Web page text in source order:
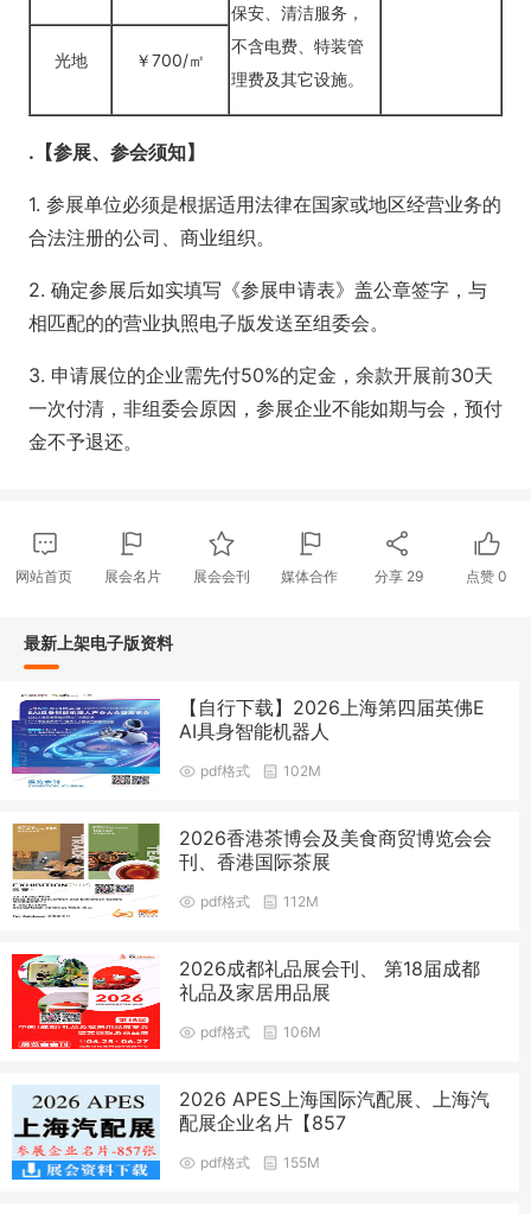
保安、清洁服务，
不含电费、特装管
理费及其它设施。
光地 ￥700/㎡
. 【参展、参会须知】
1. 参展单位必须是根据适用法律在国家或地区经营业务的
合法注册的公司、商业组织。
2. 确定参展后如实填写《参展申请表》盖公章签字，与
相匹配的的营业执照电子版发送至组委会。
3. 申请展位的企业需先付50%的定金，余款开展前30天
一次付清，非组委会原因，参展企业不能如期与会，预付
金不予退还。
网站首页 展会名片 展会会刊 媒体合作 分享 29 点赞0
最新上架电子版资料
【自行下载】2026上海第四届英佛E
AI具身智能机器人
pdf格式 102M
2026香港茶博会及美食商贸博览会会
刊、香港国际茶展
pdf格式 112M
2026成都礼品展会刊、 第18届成都
礼品及家居用品展
pdf格式 106M
2026 APES上海国际汽配展、上海汽
配展企业名片【857
pdf格式 155M